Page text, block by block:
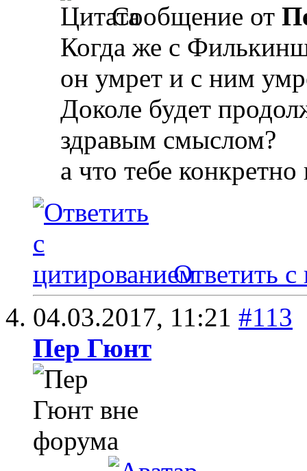
Сообщение от
Когда же с
он умрет и с ним
Доколе будет
здравым смыслом?
а что тебе
Ответить с
04.03.2017, 11:21 #113
Пер Гюнт